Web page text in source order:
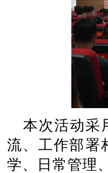
本次活动采
流、工作部署
学、日常管理